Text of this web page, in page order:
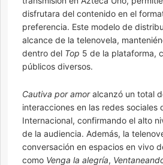
disfrutara del contenido en el
preferencia. Este modelo de
alcance de la telenovela,
dentro del Top 5 de la plataforma,
públicos diversos.
Cautiva por amoralcanzó un total
interacciones en las redes sociales
Internacional, confirmando el alto
de la audiencia. Además, la
conversación en espacios en vivo
como Venga la alegría,